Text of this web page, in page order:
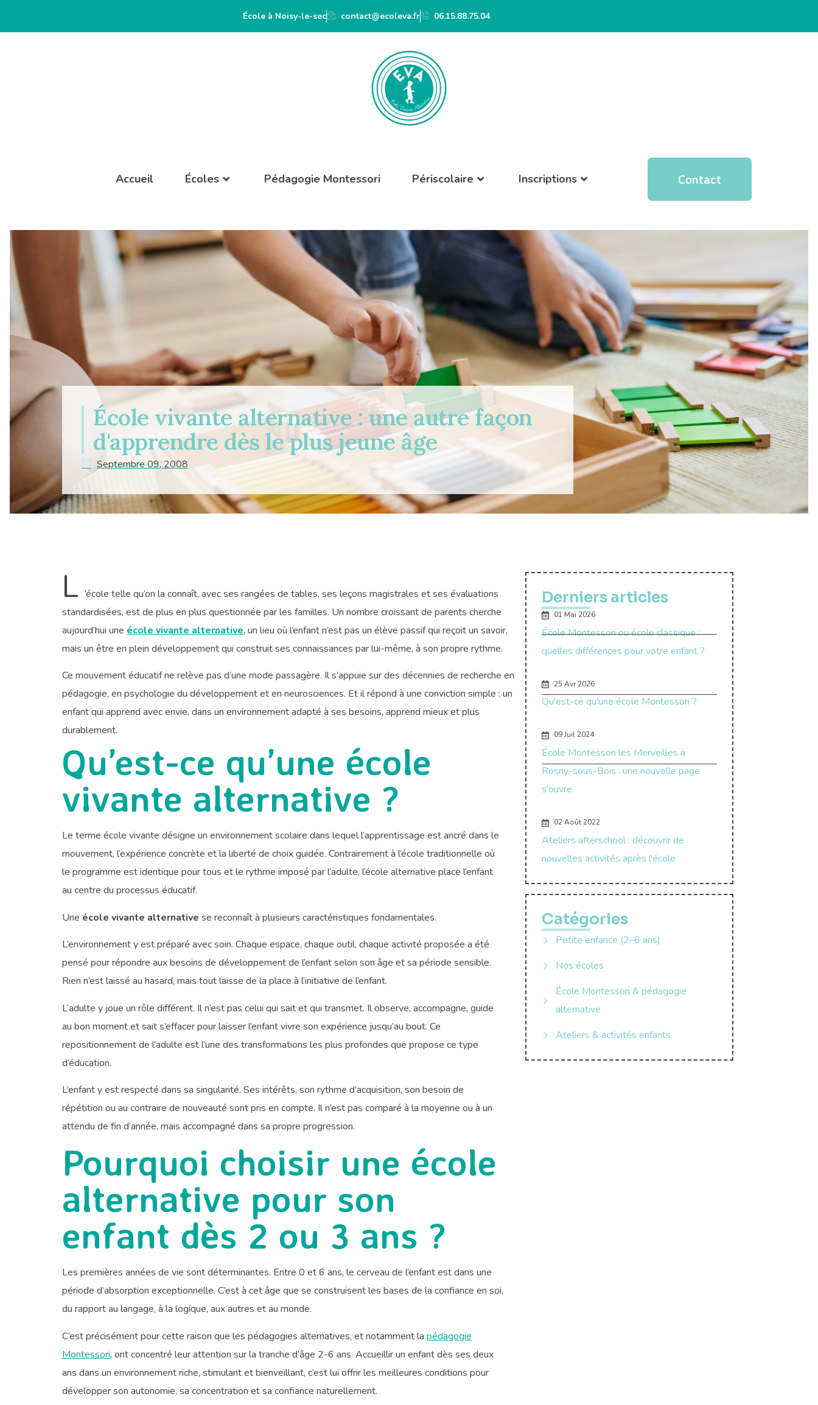
École à Noisy-le-sec contact@ecoleva.fr 06.15.88.75.04
Accueil Écoles Pédagogie Montessori Périscolaire Inscriptions Contact
École vivante alternative : une autre façon
d'apprendre dès le plus jeune âge
Septembre 09, 2008
L ’école telle qu’on la connaît, avec ses rangées de tables, ses leçons magistrales et ses évaluations
standardisées, est de plus en plus questionnée par les familles. Un nombre croissant de parents cherche
aujourd’hui une école vivante alternative, un lieu où l’enfant n’est pas un élève passif qui reçoit un savoir,
mais un être en plein développement qui construit ses connaissances par lui-même, à son propre rythme.
Ce mouvement éducatif ne relève pas d’une mode passagère. Il s’appuie sur des décennies de recherche en
pédagogie, en psychologie du développement et en neurosciences. Et il répond à une conviction simple : un
enfant qui apprend avec envie, dans un environnement adapté à ses besoins, apprend mieux et plus
durablement.
Qu’est-ce qu’une école
vivante alternative ?
Le terme école vivante désigne un environnement scolaire dans lequel l’apprentissage est ancré dans le
mouvement, l’expérience concrète et la liberté de choix guidée. Contrairement à l’école traditionnelle où
le programme est identique pour tous et le rythme imposé par l’adulte, l’école alternative place l’enfant
au centre du processus éducatif.
Une école vivante alternative se reconnaît à plusieurs caractéristiques fondamentales.
L’environnement y est préparé avec soin. Chaque espace, chaque outil, chaque activité proposée a été
pensé pour répondre aux besoins de développement de l’enfant selon son âge et sa période sensible.
Rien n’est laissé au hasard, mais tout laisse de la place à l’initiative de l’enfant.
L’adulte y joue un rôle différent. Il n’est pas celui qui sait et qui transmet. Il observe, accompagne, guide
au bon moment et sait s’effacer pour laisser l’enfant vivre son expérience jusqu’au bout. Ce
repositionnement de l’adulte est l’une des transformations les plus profondes que propose ce type
d’éducation.
L’enfant y est respecté dans sa singularité. Ses intérêts, son rythme d’acquisition, son besoin de
répétition ou au contraire de nouveauté sont pris en compte. Il n’est pas comparé à la moyenne ou à un
attendu de fin d’année, mais accompagné dans sa propre progression.
Pourquoi choisir une école
alternative pour son
enfant dès 2 ou 3 ans ?
Les premières années de vie sont déterminantes. Entre 0 et 6 ans, le cerveau de l’enfant est dans une
période d’absorption exceptionnelle. C’est à cet âge que se construisent les bases de la confiance en soi,
du rapport au langage, à la logique, aux autres et au monde.
C’est précisément pour cette raison que les pédagogies alternatives, et notamment la pédagogie
Montessori, ont concentré leur attention sur la tranche d’âge 2-6 ans. Accueillir un enfant dès ses deux
ans dans un environnement riche, stimulant et bienveillant, c’est lui offrir les meilleures conditions pour
développer son autonomie, sa concentration et sa confiance naturellement.
Derniers articles
01 Mai 2026
École Montessori ou école classique :
quelles différences pour votre enfant ?
25 Avr 2026
Qu'est-ce qu'une école Montessori ?
09 Juil 2024
École Montessori les Merveilles à
Rosny-sous-Bois : une nouvelle page
s'ouvre
02 Août 2022
Ateliers afterschool : découvrir de
nouvelles activités après l'école
Catégories
Petite enfance (2–6 ans)
Nos écoles
École Montessori & pédagogie
alternative
Ateliers & activités enfants